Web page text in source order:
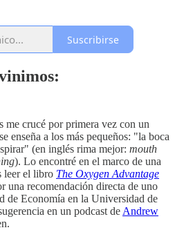
Suscribirse
me crucé por primera vez con un
enseña a los más pequeños: "la boca
(en inglés rima mejor: mouth
). Lo encontré en el marco de una
leer el libro The Oxygen Advantage
una recomendación directa de uno
de Economía en la Universidad de
en un podcast de Andrew